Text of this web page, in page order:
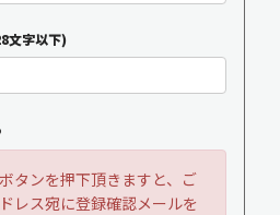
文字以下)
タンを押下頂きますと、ご
レス宛に登録確認メールを